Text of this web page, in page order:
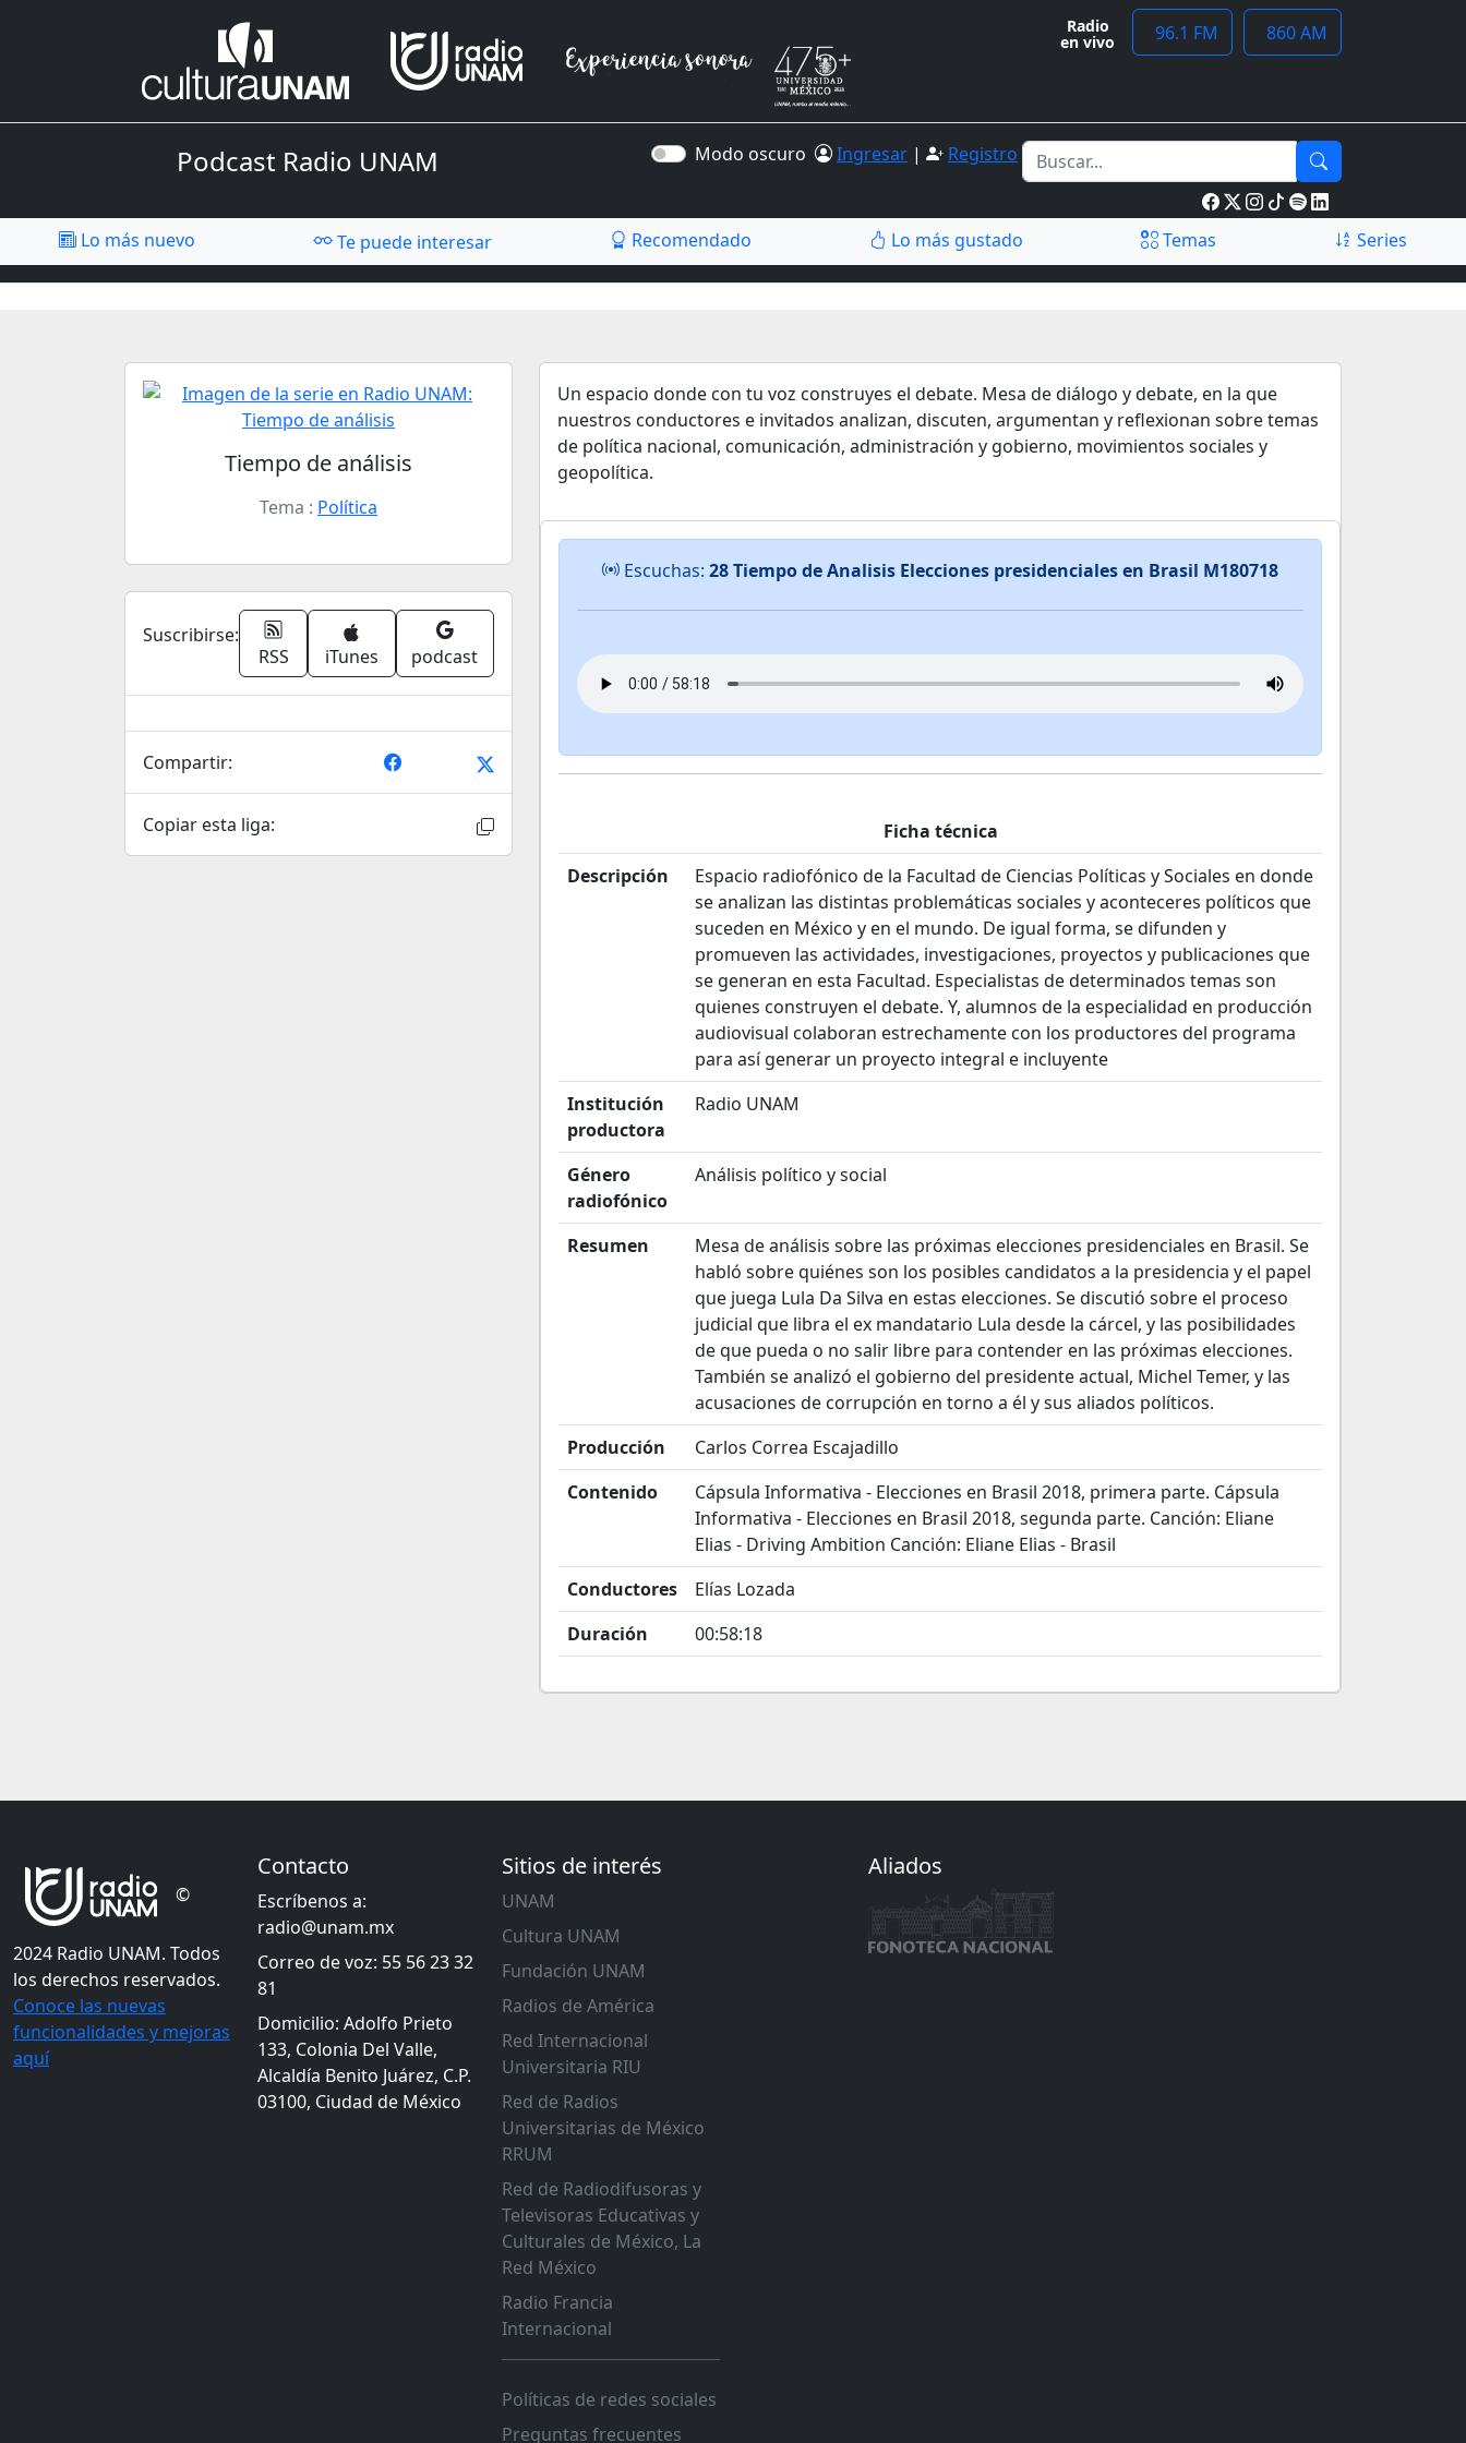
Radio
en vivo 96.1 FM 860 AM
Podcast Radio UNAM Modo oscuro Ingresar | Registro
Lo más nuevo Te puede interesar Recomendado Lo más gustado Temas Series
Tiempo de análisis
Tema : Política
Suscribirse:
RSS
iTunes podcast
Compartir:
Copiar esta liga:
Un espacio donde con tu voz construyes el debate. Mesa de diálogo y debate, en la que
nuestros conductores e invitados analizan, discuten, argumentan y reflexionan sobre temas
de política nacional, comunicación, administración y gobierno, movimientos sociales y
geopolítica.
Escuchas: 28 Tiempo de Analisis Elecciones presidenciales en Brasil M180718
Ficha técnica
Descripción
Espacio radiofónico de la Facultad de Ciencias Políticas y Sociales en donde
se analizan las distintas problemáticas sociales y aconteceres políticos que
suceden en México y en el mundo. De igual forma, se difunden y
promueven las actividades, investigaciones, proyectos y publicaciones que
se generan en esta Facultad. Especialistas de determinados temas son
quienes construyen el debate. Y, alumnos de la especialidad en producción
audiovisual colaboran estrechamente con los productores del programa
para así generar un proyecto integral e incluyente
Institución
productora
Radio UNAM
Género
radiofónico
Análisis político y social
Resumen
Mesa de análisis sobre las próximas elecciones presidenciales en Brasil. Se
habló sobre quiénes son los posibles candidatos a la presidencia y el papel
que juega Lula Da Silva en estas elecciones. Se discutió sobre el proceso
judicial que libra el ex mandatario Lula desde la cárcel, y las posibilidades
de que pueda o no salir libre para contender en las próximas elecciones.
También se analizó el gobierno del presidente actual, Michel Temer, y las
acusaciones de corrupción en torno a él y sus aliados políticos.
Producción
Carlos Correa Escajadillo
Contenido
Cápsula Informativa - Elecciones en Brasil 2018, primera parte. Cápsula
Informativa - Elecciones en Brasil 2018, segunda parte. Canción: Eliane
Elias - Driving Ambition Canción: Eliane Elias - Brasil
Conductores
Elías Lozada
Duración
00:58:18
©
2024 Radio UNAM. Todos
los derechos reservados.
Conoce las nuevas
funcionalidades y mejoras
aquí
Contacto
Escríbenos a:
radio@unam.mx
Correo de voz: 55 56 23 32
81
Domicilio: Adolfo Prieto
133, Colonia Del Valle,
Alcaldía Benito Juárez, C.P.
03100, Ciudad de México
Sitios de interés
UNAM
Cultura UNAM
Fundación UNAM
Radios de América
Red Internacional
Universitaria RIU
Red de Radios
Universitarias de México
RRUM
Red de Radiodifusoras y
Televisoras Educativas y
Culturales de México, La
Red México
Radio Francia
Internacional
Políticas de redes sociales
Preguntas frecuentes
Aliados